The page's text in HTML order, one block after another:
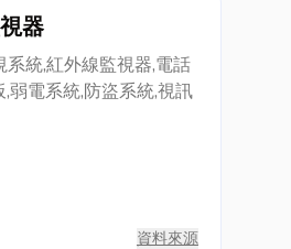
器
統,紅外線監視器,電話
弱電系統,防盜系統,視訊
資料來源